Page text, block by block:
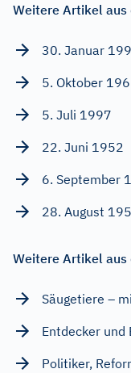
Weitere Artikel aus
30. Januar
5. Oktober
5. Juli 1997
22. Juni 1952
6. September
28. August
Weitere Artikel aus
Säugetiere –
Entdecker und
Politiker,